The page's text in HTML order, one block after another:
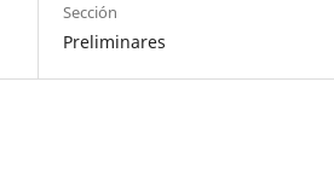
Sección
Preliminares